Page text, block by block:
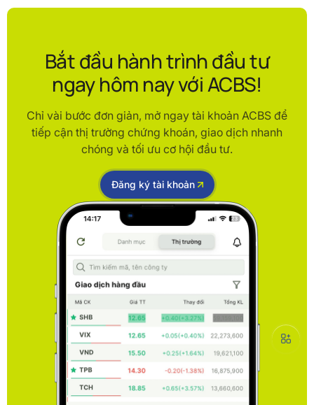
Bắt đầu hành trình đầu tư
ngay hôm nay với ACBS!
Chỉ vài bước đơn giản, mở ngay tài khoản ACBS để
tiếp cận thị trường chứng khoán, giao dịch nhanh
chóng và tối ưu cơ hội đầu tư.
Đăng ký tài khoản